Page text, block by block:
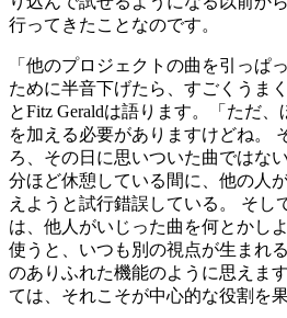
行ってきたことなのです。
「他のプロジェクトの曲を引っぱ
ために半音下げたら、すごくうま
とFitz Geraldは語ります。「ただ
を加える必要がありますけどね。
ろ、その日に思いついた曲ではな
分ほど休憩している間に、他の人
えようと試行錯誤している。 そし
は、他人がいじった曲を何とかし
使うと、いつも別の視点が生まれ
のありふれた機能のように思えま
ては、それこそが中心的な役割を